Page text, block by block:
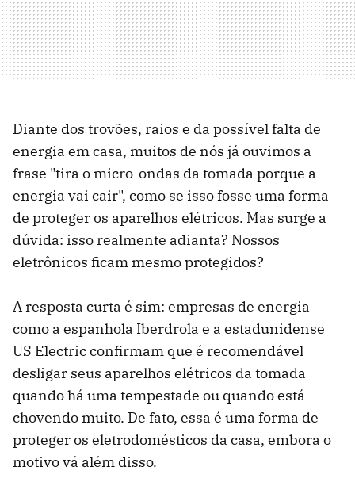
Diante dos trovões, raios e da possível falta de
energia em casa, muitos de nós já ouvimos a
frase "tira o micro-ondas da tomada porque a
energia vai cair", como se isso fosse uma forma
de proteger os aparelhos elétricos. Mas surge a
dúvida: isso realmente adianta? Nossos
eletrônicos ficam mesmo protegidos?
A resposta curta é sim: empresas de energia
como a espanhola Iberdrola e a estadunidense
US Electric confirmam que é recomendável
desligar seus aparelhos elétricos da tomada
quando há uma tempestade ou quando está
chovendo muito. De fato, essa é uma forma de
proteger os eletrodomésticos da casa, embora o
motivo vá além disso.